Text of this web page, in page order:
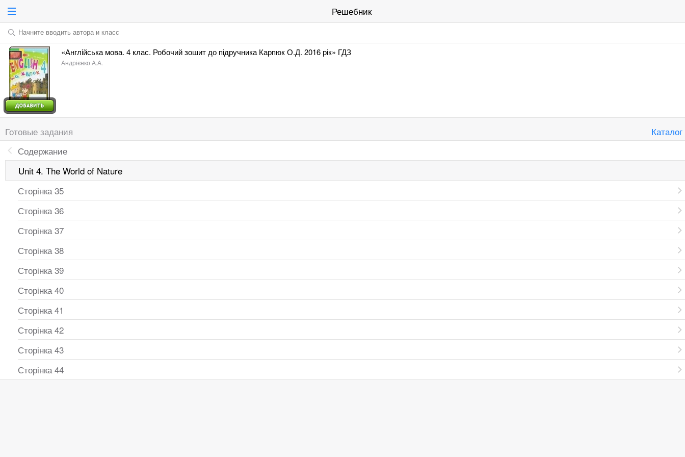
Решебник
Начните вводить автора и класс
«Англiйська мова. 4 клас. Робочий зошит до підручника Карпюк О.Д. 2016 рік» ГДЗ
Андрієнко А.А.
Готовые задания
Каталог
Содержание
Unit 4. The World of Nature
Сторінка 35
Сторінка 36
Сторінка 37
Сторінка 38
Сторінка 39
Сторінка 40
Сторінка 41
Сторінка 42
Сторінка 43
Сторінка 44